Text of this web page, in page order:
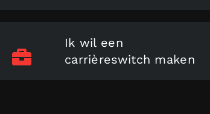
Ik wil een
carrièreswitch maken